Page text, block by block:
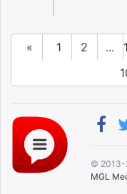
« 1 2 ...
© 2013-
MGL